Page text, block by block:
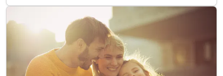
inkl. W-LAN Nutzung im Hotel & Zimmer